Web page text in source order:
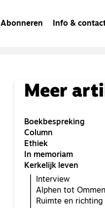
Abonneren Info &
Meer
Boekbespreking
Column
Ethiek
In memoriam
Kerkelijk leven
Interview
Alphen tot Ommen
Ruimte en richting